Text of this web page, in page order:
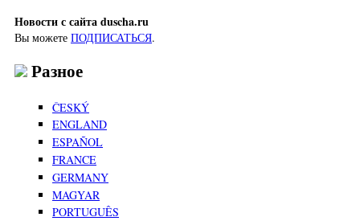
Новости с сайта duscha.ru
Вы можете ПОДПИСАТЬСЯ.
Разное
ČESKÝ
ENGLAND
ESPAÑOL
FRANCE
GERMANY
MAGYAR
PORTUGUÊS